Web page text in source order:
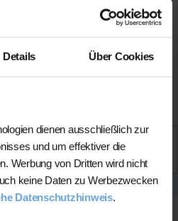
Details Über Cookies
dienen ausschließlich zur
und um effektiver die
Werbung von Dritten wird nicht
keine Daten zu Werbezwecken
Datenschutzhinweis.
erhalten
Infos
Aktiv
kontaktieren